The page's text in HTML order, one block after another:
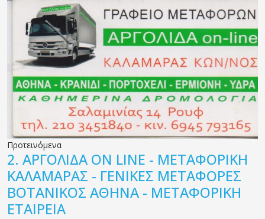
Προτεινόμενα
2. ΑΡΓΟΛΙΔΑ ON LINE - ΜΕΤΑΦΟΡΙΚΗ
ΚΑΛΑΜΑΡΑΣ - ΓΕΝΙΚΕΣ ΜΕΤΑΦΟΡΕΣ
ΒΟΤΑΝΙΚΟΣ ΑΘΗΝΑ - ΜΕΤΑΦΟΡΙΚΗ
ΕΤΑΙΡΕΙΑ